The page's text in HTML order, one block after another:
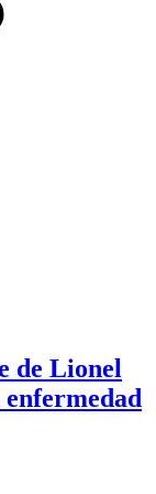
de Lionel